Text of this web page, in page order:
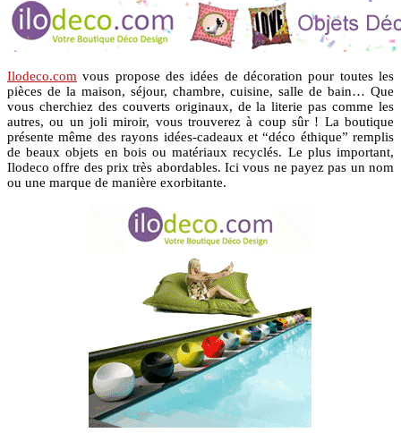
Ilodeco.com vous propose des idées de décoration pour toutes les
pièces de la maison, séjour, chambre, cuisine, salle de bain… Que
vous cherchiez des couverts originaux, de la literie pas comme les
autres, ou un joli miroir, vous trouverez à coup sûr ! La boutique
présente même des rayons idées-cadeaux et “déco éthique” remplis
de beaux objets en bois ou matériaux recyclés. Le plus important,
Ilodeco offre des prix très abordables. Ici vous ne payez pas un nom
ou une marque de manière exorbitante.